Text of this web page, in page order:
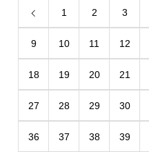
1 2 3
9 10 11 12
18 19 20 21
27 28 29 30
36 37 38 39